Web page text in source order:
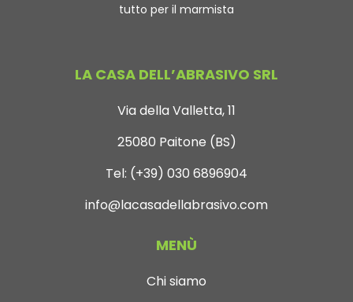
tutto per il marmista
LA CASA DELL’ABRASIVO SRL
Via della Valletta, 11
25080 Paitone (BS)
Tel: (+39) 030 6896904
info@lacasadellabrasivo.com
MENÙ
Chi siamo